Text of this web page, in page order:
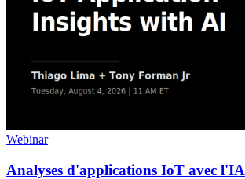
Webinar
Analyses d'applications IoT avec l'IA